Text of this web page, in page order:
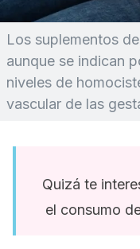
Los suplementos
aunque se indican
niveles de
vascular de las
Quizá te
el consumo